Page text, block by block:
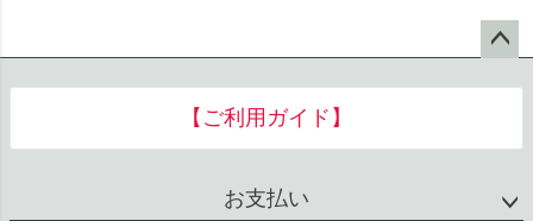
へ
【ご利用ガイド】
お支払い